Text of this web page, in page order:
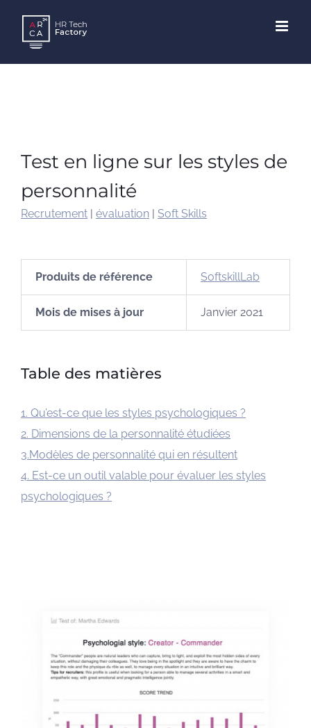
content
Test en ligne sur les styles de
personnalité
Recrutement| évaluation| Soft Skills
Produits de référence SoftskillLab
Mois de mises à jour Janvier 2021
Table des matières
1. Qu’est-ce que les styles psychologiques ?
2. Dimensions de la personnalité étudiées
3.Modèles de personnalité qui en résultent
4. Est-ce un outil valable pour évaluer les styles
psychologiques ?